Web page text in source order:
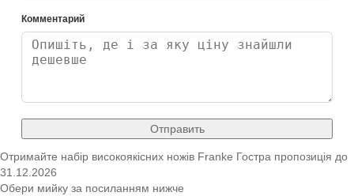
Комментарий
Отправить
Отримайте набір високоякісних ножів Franke Гостра пропозиція до
31.12.2026
Обери мийку за посиланням нижче